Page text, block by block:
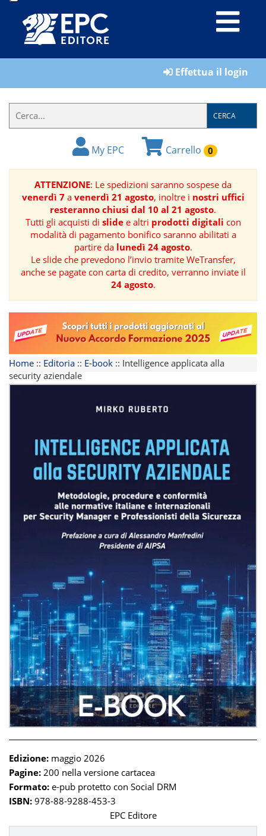
LIBRI
IL
FORMATORE
BOOK
RIVISTE
MANUALISTICA
SOFTWARE
TEMATICHE
Effettua il login
CERCA
My EPC Carrello 0
ATTENZIONE: Le spedizioni saranno sospese da
venerdì 7a venerdì 21 agosto, inoltre i nostri uffici
resteranno chiusi dal 10 al 21 agosto.
Tutti gli acquisti di slidee altri prodotti digitali con
modalità di pagamento bonifico saranno abilitati a
partire da lunedì 24 agosto.
Le slide che prevedono l’invio tramite WeTransfer,
anche se pagate con carta di credito, verranno inviate il
24 agosto.
Home :: Editoria :: E-book :: Intelligence applicata alla
security aziendale
Edizione: maggio 2026
Pagine: 200 nella versione cartacea
Formato: e-pub protetto con Social DRM
ISBN: 978-88-9288-453-3
EPC Editore